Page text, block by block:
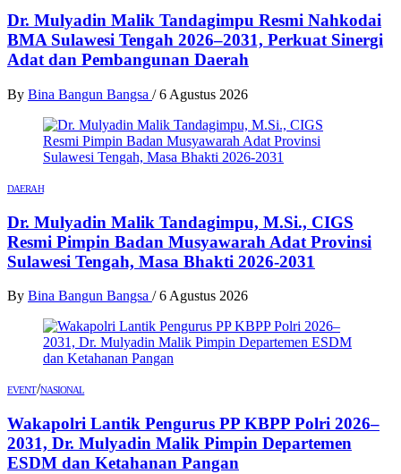
Dr. Mulyadin Malik Tandagimpu Resmi Nahkodai
BMA Sulawesi Tengah 2026–2031, Perkuat Sinergi
Adat dan Pembangunan Daerah
By Bina Bangun Bangsa / 6 Agustus 2026
DAERAH
Dr. Mulyadin Malik Tandagimpu, M.Si., CIGS
Resmi Pimpin Badan Musyawarah Adat Provinsi
Sulawesi Tengah, Masa Bhakti 2026-2031
By Bina Bangun Bangsa / 6 Agustus 2026
EVENT/NASIONAL
Wakapolri Lantik Pengurus PP KBPP Polri 2026–
2031, Dr. Mulyadin Malik Pimpin Departemen
ESDM dan Ketahanan Pangan